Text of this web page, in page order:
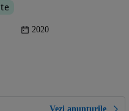
2020
Vezi anunțurile